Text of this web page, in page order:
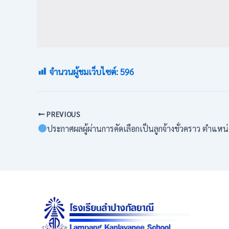
จำนวนผู้ชมเว็บไซต์:596
PREVIOUS
ประกาศผลผู้ผ่านการคัดเลือกเป็นลูกจ้างชั่วคราว ตำแหน่ง เจ้าห